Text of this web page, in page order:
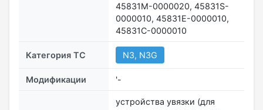
45831М-0000020, 45831S-
0000010, 45831Е-0000010,
45831С-0000010
Категория ТС N3, N3G
Модификации '-
устройства увязки (для